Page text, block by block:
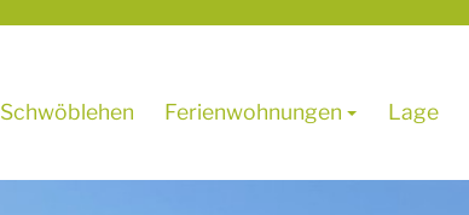
Schwöblehen Ferienwohnungen Lage